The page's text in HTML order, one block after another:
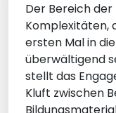
Der Bereich
Komplexitäten,
ersten Mal in
überwältigend
stellt das
Kluft zwischen